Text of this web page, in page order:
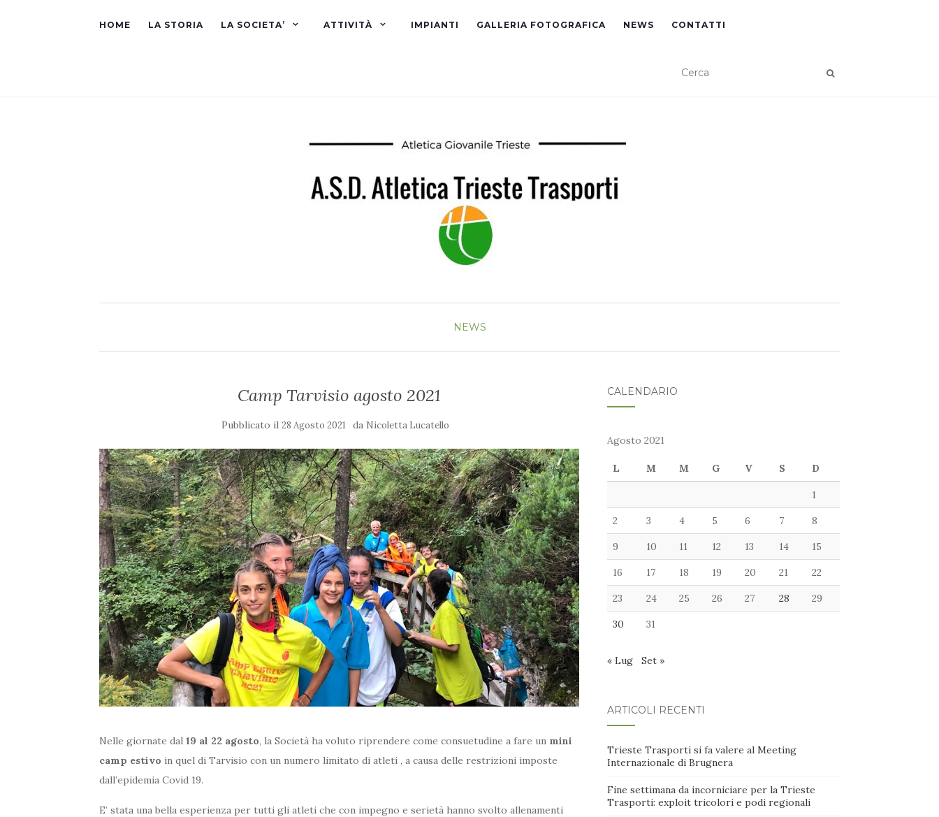
HOME LA STORIA LA SOCIETA’ ATTIVITÀ IMPIANTI GALLERIA FOTOGRAFICA NEWS CONTATTI
NEWS
Camp Tarvisio agosto 2021
Pubblicato il28 Agosto 2021 da Nicoletta Lucatello
Nelle giornate dal 19 al 22 agosto, la Società ha voluto riprendere come consuetudine a fare un mini
camp estivo in quel di Tarvisio con un numero limitato di atleti , a causa delle restrizioni imposte
dall’epidemia Covid 19.
E’ stata una bella esperienza per tutti gli atleti che con impegno e serietà hanno svolto allenamenti
CALENDARIO
Agosto 2021
L M M G V S D
1
2 3 4 5 6 7 8
9 10 11 12 13 14 15
16 17 18 19 20 21 22
23 24 25 26 27 28 29
30 31
« Lug Set »
ARTICOLI RECENTI
Trieste Trasporti si fa valere al Meeting
Internazionale di Brugnera
Fine settimana da incorniciare per la Trieste
Trasporti: exploit tricolori e podi regionali